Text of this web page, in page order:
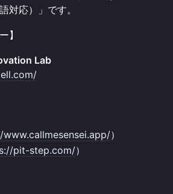
対応）」です。
】
Lab
）
pit-step.com/）